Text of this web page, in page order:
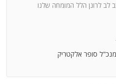
לרונן הלל המומחה שלנו
מנכ"ל סופר אלקטריק